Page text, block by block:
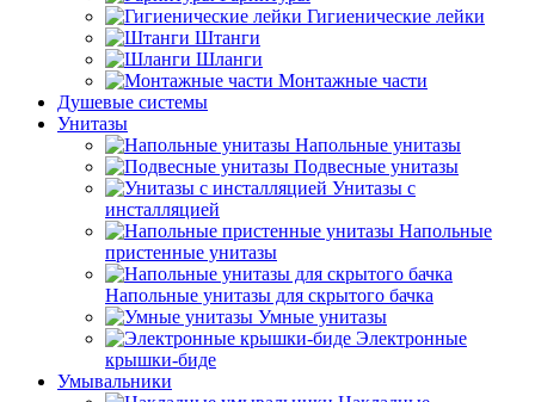
Гигиенические лейки
Штанги
Шланги
Монтажные части
Душевые системы
Унитазы
Напольные унитазы
Подвесные унитазы
Унитазы с
инсталляцией
Напольные
пристенные унитазы
Напольные унитазы для скрытого бачка
Умные унитазы
Электронные
крышки-биде
Умывальники